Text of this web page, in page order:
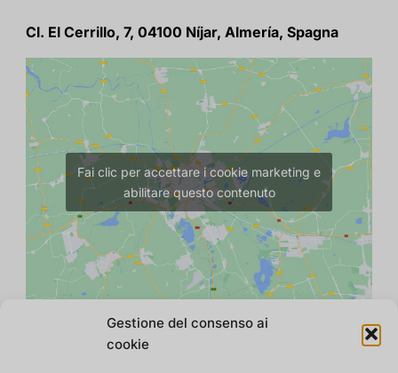
Gestione del consenso ai
cookie
Cl. El Cerrillo, 7, 04100 Níjar, Almería, Spagna
Fai clic per accettare i cookie marketing e
abilitare questo contenuto